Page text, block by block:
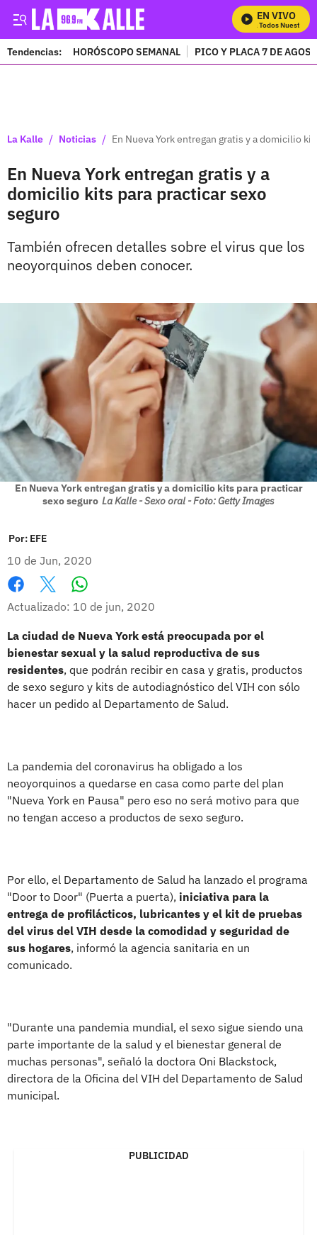
EN VIVO
Mira Todos Nuestros
Tendencias: HORÓSCOPO SEMANAL PICO Y PLACA 7 DE
La Kalle / Noticias / En Nueva York entregan gratis y a domicilio
En Nueva York entregan gratis y a
domicilio kits para practicar sexo
seguro
También ofrecen detalles sobre el virus que los
neoyorquinos deben conocer.
En Nueva York entregan gratis y a domicilio kits para practicar
sexo seguro La Kalle - Sexo oral - Foto: Getty Images
Por: EFE
10 de Jun, 2020
Facebook
X
Actualizado: 10 de jun, 2020
La ciudad de Nueva York está preocupada por el
bienestar sexual y la salud reproductiva de sus
residentes, que podrán recibir en casa y gratis, productos
de sexo seguro y kits de autodiagnóstico del VIH con sólo
hacer un pedido al Departamento de Salud.
La pandemia del coronavirus ha obligado a los
neoyorquinos a quedarse en casa como parte del plan
"Nueva York en Pausa" pero eso no será motivo para que
no tengan acceso a productos de sexo seguro.
Por ello, el Departamento de Salud ha lanzado el programa
"Door to Door" (Puerta a puerta), iniciativa para la
entrega de profilácticos, lubricantes y el kit de pruebas
del virus del VIH desde la comodidad y seguridad de
sus hogares, informó la agencia sanitaria en un
comunicado.
"Durante una pandemia mundial, el sexo sigue siendo una
parte importante de la salud y el bienestar general de
muchas personas", señaló la doctora Oni Blackstock,
directora de la Oficina del VIH del Departamento de Salud
municipal.
PUBLICIDAD